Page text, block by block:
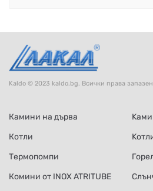
Kaldo © 2023 kaldo.bg. Всички права
Камини на дърва
Котли
Термопомпи
Комини от INOX ATRITUBE